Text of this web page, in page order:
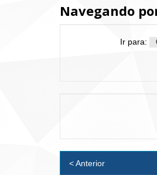
Navegando
Ir para:
< Anterior